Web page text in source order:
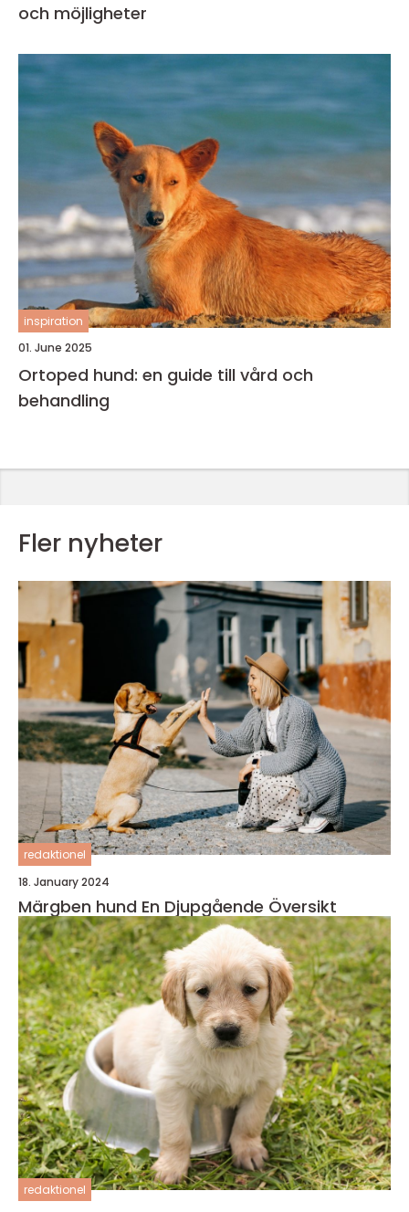
och möjligheter
inspiration
01. June 2025
Ortoped hund: en guide till vård och
behandling
Fler nyheter
redaktionel
18. January 2024
Märgben hund En Djupgående Översikt
redaktionel